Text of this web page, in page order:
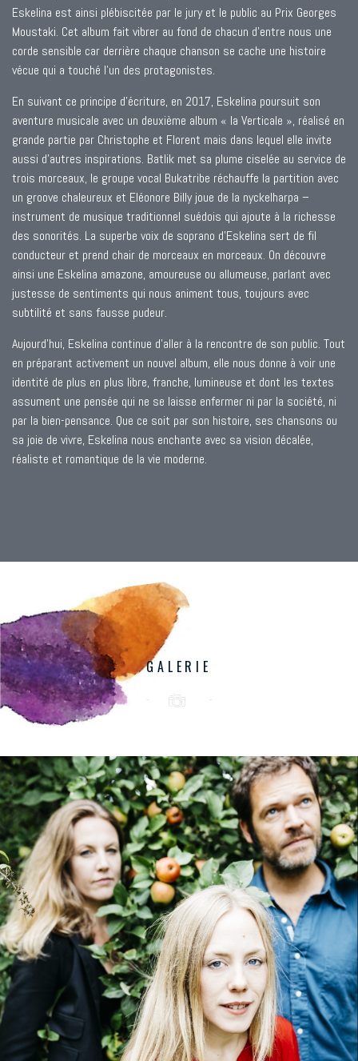
Eskelina est ainsi plébiscitée par le jury et le public au Prix Georges
Moustaki. Cet album fait vibrer au fond de chacun d’entre nous une
corde sensible car derrière chaque chanson se cache une histoire
vécue qui a touché l’un des protagonistes.
En suivant ce principe d’écriture, en 2017, Eskelina poursuit son
aventure musicale avec un deuxième album « la Verticale », réalisé en
grande partie par Christophe et Florent mais dans lequel elle invite
aussi d’autres inspirations. Batlik met sa plume ciselée au service de
trois morceaux, le groupe vocal Bukatribe réchauffe la partition avec
un groove chaleureux et Eléonore Billy joue de la nyckelharpa –
instrument de musique traditionnel suédois qui ajoute à la richesse
des sonorités. La superbe voix de soprano d’Eskelina sert de fil
conducteur et prend chair de morceaux en morceaux. On découvre
ainsi une Eskelina amazone, amoureuse ou allumeuse, parlant avec
justesse de sentiments qui nous animent tous, toujours avec
subtilité et sans fausse pudeur.
Aujourd’hui, Eskelina continue d’aller à la rencontre de son public. Tout
en préparant activement un nouvel album, elle nous donne à voir une
identité de plus en plus libre, franche, lumineuse et dont les textes
assument une pensée qui ne se laisse enfermer ni par la société, ni
par la bien-pensance. Que ce soit par son histoire, ses chansons ou
sa joie de vivre, Eskelina nous enchante avec sa vision décalée,
réaliste et romantique de la vie moderne.
GALERIE